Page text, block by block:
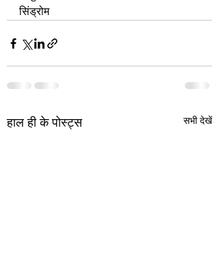
सिंड्रोम
हाल ही के पोस्ट्स सभी देखें